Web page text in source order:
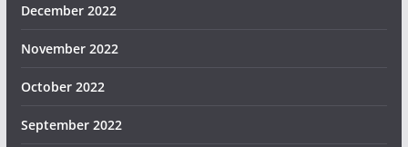
December 2022
November 2022
October 2022
September 2022